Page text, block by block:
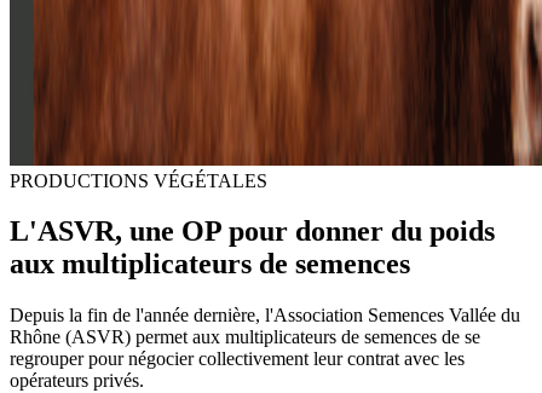
PRODUCTIONS VÉGÉTALES
L'ASVR, une OP pour donner du poids
aux multiplicateurs de semences
Depuis la fin de l'année dernière, l'Association Semences Vallée du
Rhône (ASVR) permet aux multiplicateurs de semences de se
regrouper pour négocier collectivement leur contrat avec les
opérateurs privés.